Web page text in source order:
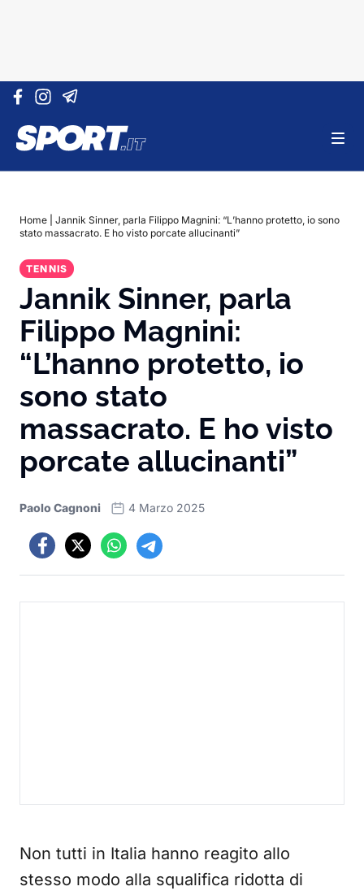
Vai al contenuto
Home
Jannik Sinner, parla Filippo Magnini: “L’hanno protetto, io sono
stato massacrato. E ho visto porcate allucinanti”
TENNIS
Jannik Sinner, parla
Filippo Magnini:
“L’hanno protetto, io
sono stato
massacrato. E ho visto
porcate allucinanti”
Paolo Cagnoni 4 Marzo 2025
Non tutti in Italia hanno reagito allo
stesso modo alla squalifica ridotta di